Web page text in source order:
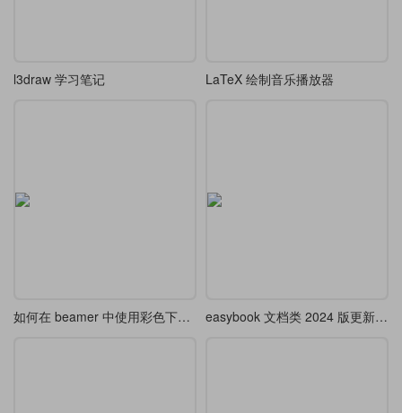
l3draw 学习笔记 LaTeX 绘制音乐播放器
如何在 beamer 中使用彩色下划线来标记方程和文本 easybook 文档类 2024 版更新示例 1